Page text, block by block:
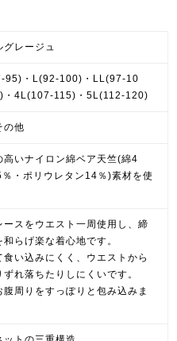
レージュ
95)・L(92-100)・LL(97-10
・4L(107-115)・5L(112-120)
の他
高いナイロン綿ベア天竺(綿4
・ポリウレタン14％)素材を使
ースをウエスト一周使用し、締
らげ楽な着心地です。
い込みにくく、ウエストから
れ落ちたりしにくいです。
周りをすっぽりと包み込みま